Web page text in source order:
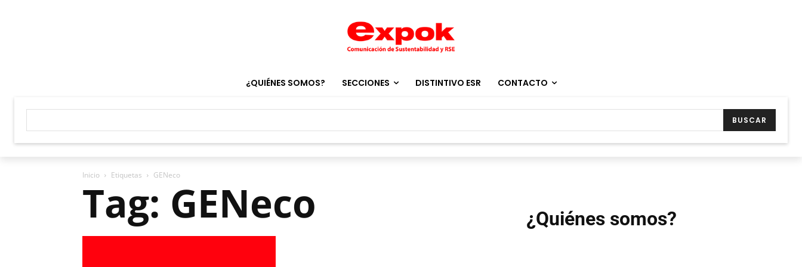
¿QUIÉNES SOMOS? SECCIONES DISTINTIVO ESR CONTACTO
BUSCAR
Inicio Etiquetas GENeco
Tag: GENeco ¿Quiénes somos?